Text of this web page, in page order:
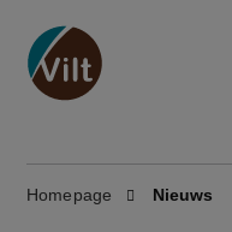
Homepage Nieuws